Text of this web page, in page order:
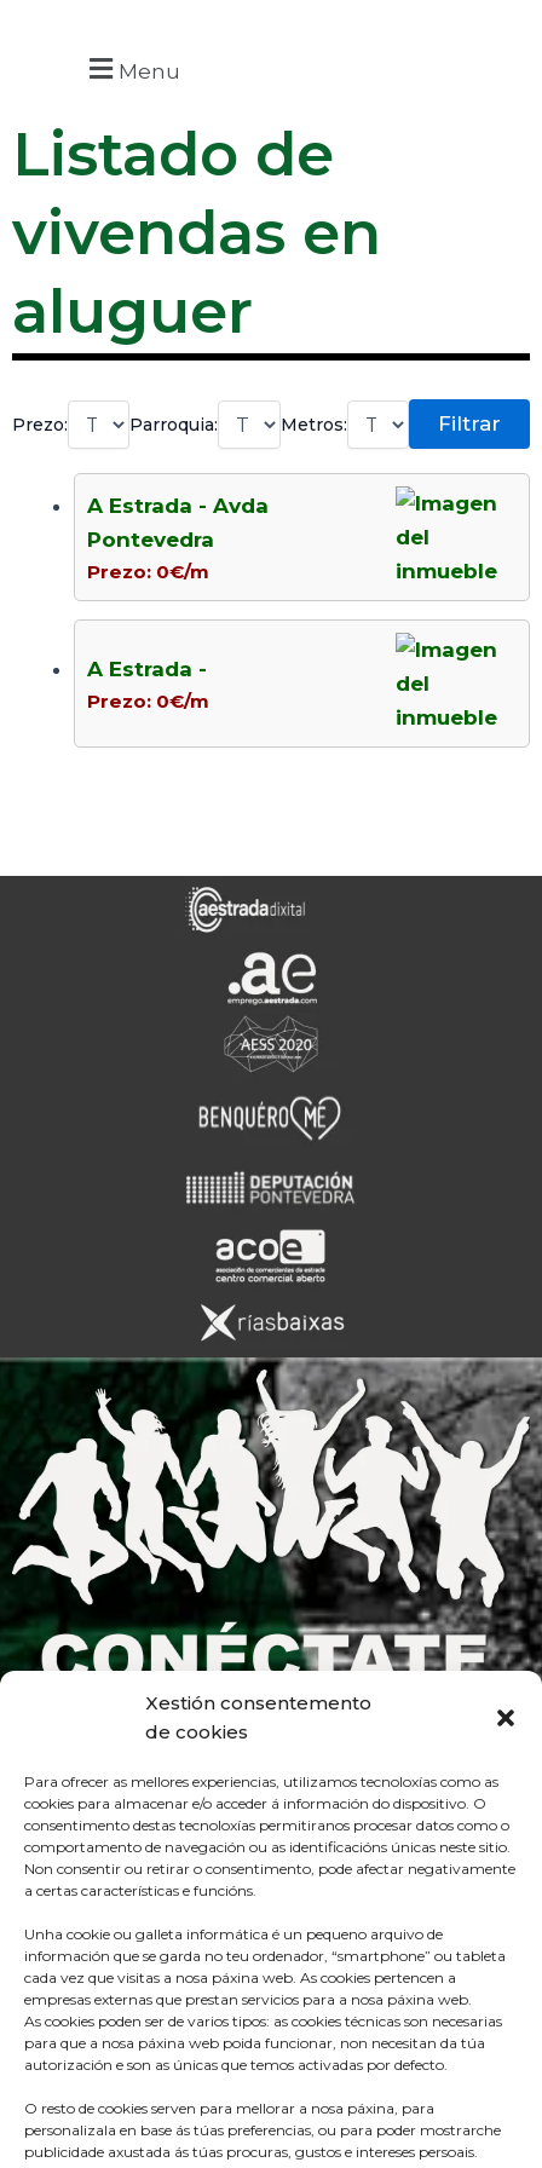
Xestión consentemento
de cookies
Para ofrecer as mellores experiencias, utilizamos tecnoloxías como as
cookies para almacenar e/o acceder á información do dispositivo. O
consentimento destas tecnoloxías permitiranos procesar datos como o
comportamento de navegación ou as identificacións únicas neste sitio.
Non consentir ou retirar o consentimento, pode afectar negativamente
a certas características e funcións.
Unha cookie ou galleta informática é un pequeno arquivo de
información que se garda no teu ordenador, “smartphone” ou tableta
cada vez que visitas a nosa páxina web. As cookies pertencen a
empresas externas que prestan servicios para a nosa páxina web.
As cookies poden ser de varios tipos: as cookies técnicas son necesarias
para que a nosa páxina web poida funcionar, non necesitan da túa
autorización e son as únicas que temos activadas por defecto.
O resto de cookies serven para mellorar a nosa páxina, para
personalizala en base ás túas preferencias, ou para poder mostrarche
publicidade axustada ás túas procuras, gustos e intereses persoais.
Menu
Listado de
vivendas en
aluguer
Prezo: Parroquia: Metros: Filtrar
A Estrada - Avda
Pontevedra
Prezo: 0€/m
A Estrada -
Prezo: 0€/m
Praza do Concello s/n
Telf: 986570165
info@aestrada.gal